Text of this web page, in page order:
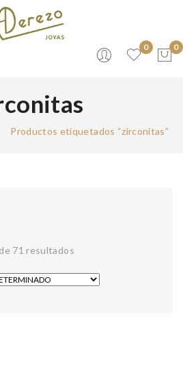
0
in the cart.
0
Productos etiquetados “zirconitas”
71 resultados